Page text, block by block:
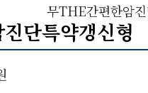
무THE간편한암
단특약갱신형